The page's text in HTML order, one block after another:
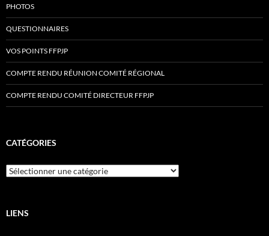
PHOTOS
QUESTIONNAIRES
VOS POINTS FFPJP
COMPTE RENDU RÉUNION COMITÉ RÉGIONAL
COMPTE RENDU COMITÉ DIRECTEUR FFPJP
CATÉGORIES
Catégories
LIENS